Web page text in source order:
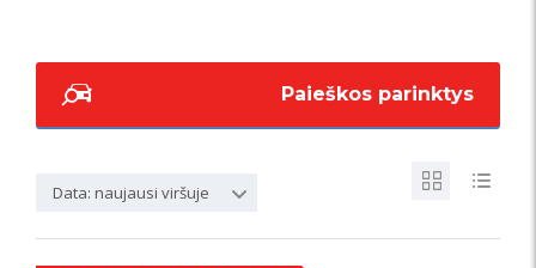
Paieškos parinktys
Data: naujausi viršuje